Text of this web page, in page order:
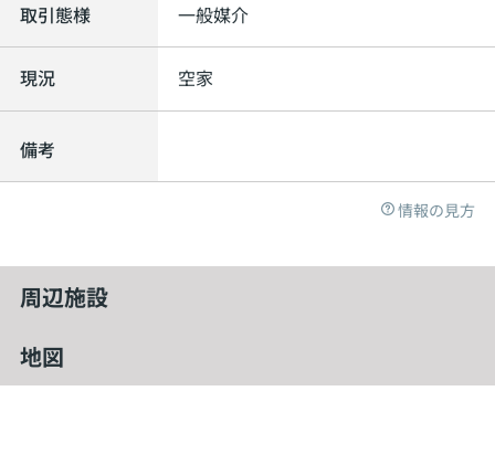
取引態様 一般媒介
現況 空家
備考
情報の見方
周辺施設
地図